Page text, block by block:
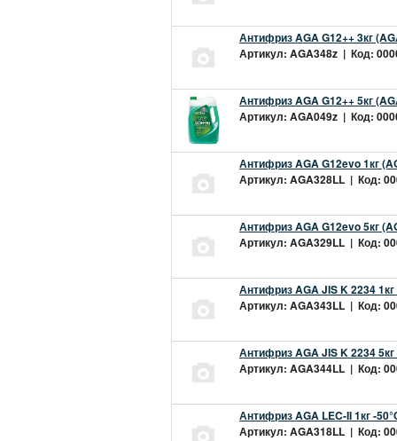
Антифриз AGA G12++ 3кг
Артикул: AGA348z | Код:
Антифриз AGA G12++ 5кг
Артикул: AGA049z | Код:
Антифриз AGA G12evo 1кг
Артикул: AGA328LL | Код:
Антифриз AGA G12evo 5кг
Артикул: AGA329LL | Код:
Антифриз AGA JIS K 2234
Артикул: AGA343LL | Код:
Антифриз AGA JIS K 2234
Артикул: AGA344LL | Код:
Антифриз AGA LEC-II 1кг -
Артикул: AGA318LL | Код: